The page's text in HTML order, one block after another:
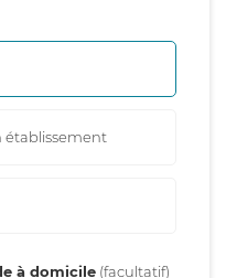
établissement
à domicile